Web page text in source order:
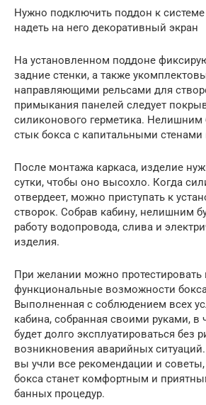
Нужно подключить поддон к системе
надеть на него декоративный экран
На установленном поддоне
задние стенки, а также
направляющими рельсами для
примыкания панелей следует
силиконового герметика. Нелишним
стык бокса с капитальными
После монтажа каркаса, изделие
сутки, чтобы оно высохло. Когда
отвердеет, можно приступать к
створок. Собрав кабину, нелишним
работу водопровода, слива и
изделия.
При желании можно
функциональные возможности
Выполненная с соблюдением всех
кабина, собранная своими руками, в
будет долго эксплуатироваться без
возникновения аварийных
вы учли все рекомендации и
бокса станет комфортным и
банных процедур.